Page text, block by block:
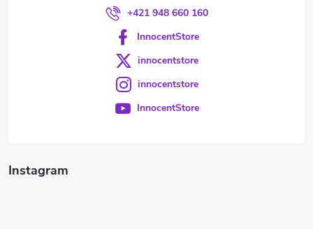
Instagram
+421 948 660 160
InnocentStore
innocentstore
innocentstore
InnocentStore